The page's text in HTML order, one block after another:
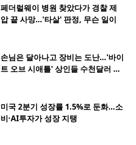
페더럴웨이 병원 찾았다가 경찰 제
압 끝 사망…'타살' 판정, 무슨 일이
손님은 달아나고 장비는 도난…'바이
트 오브 시애틀' 상인들 수천달러 피
미국 2분기 성장률 1.5%로 둔화…소
비·AI투자가 성장 지탱